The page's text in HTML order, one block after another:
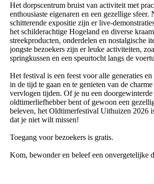
Het dorpscentrum bruist van activiteit met
enthousiaste eigenaren en een gezellige sfeer.
schitterende expositie zijn er live-
het schilderachtige Hogeland en diverse
streekproducten, onderdelen en nostalgische
jongste bezoekers zijn er leuke activiteiten,
springkussen en een speurtocht langs de
Het festival is een feest voor alle generaties
in de tijd te gaan en te genieten van de
vervlogen tijden. Of je nu een doorgewinterde
oldtimerliefhebber bent of gewoon een
beleven, het Oldtimerfestival Uithuizen 2026
dat je niet wilt missen!
Toegang voor bezoekers is gratis.
Kom, bewonder en beleef een onvergetelijke